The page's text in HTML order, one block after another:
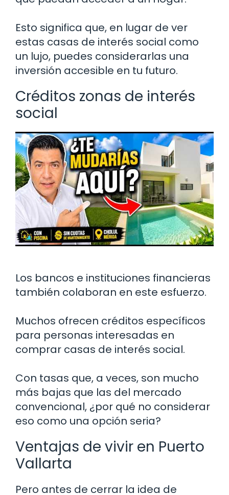
Esto significa que, en lugar de ver
estas casas de interés social como
un lujo, puedes considerarlas una
inversión accesible en tu futuro.
Créditos zonas de interés
social
Los bancos e instituciones financieras
también colaboran en este esfuerzo.
Muchos ofrecen créditos específicos
para personas interesadas en
comprar casas de interés social.
Con tasas que, a veces, son mucho
más bajas que las del mercado
convencional, ¿por qué no considerar
eso como una opción seria?
Ventajas de vivir en Puerto
Vallarta
Pero antes de cerrar la idea de